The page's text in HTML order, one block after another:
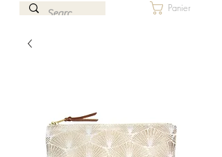
Panier